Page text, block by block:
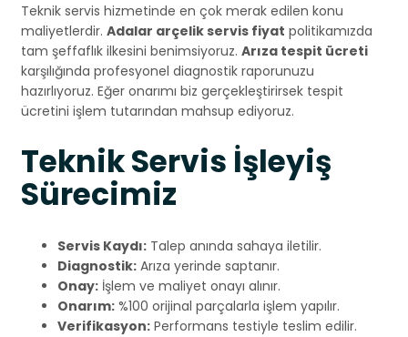
Teknik servis hizmetinde en çok merak edilen konu
maliyetlerdir. Adalar arçelik servis fiyat politikamızda
tam şeffaflık ilkesini benimsiyoruz. Arıza tespit ücreti
karşılığında profesyonel diagnostik raporunuzu
hazırlıyoruz. Eğer onarımı biz gerçekleştirirsek tespit
ücretini işlem tutarından mahsup ediyoruz.
Teknik Servis İşleyiş
Sürecimiz
Servis Kaydı: Talep anında sahaya iletilir.
Diagnostik: Arıza yerinde saptanır.
Onay: İşlem ve maliyet onayı alınır.
Onarım: %100 orijinal parçalarla işlem yapılır.
Verifikasyon: Performans testiyle teslim edilir.